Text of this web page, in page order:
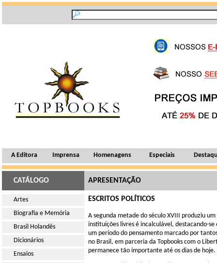
A Editora Imprensa Homenagens Especiais
CATÁLOGO APRESENTAÇÃO
Artes
Biografia e Memória
Brasil Holandês
Dicionários
Ensaios
ESCRITOS POLÍTICOS
A segunda metade do século XVIII produziu
instituições livres é incalculável, destacando-
um período do pensamento marcado por
no Brasil, em parceria da Topbooks com o
permanece tão importante até os dias de hoje.